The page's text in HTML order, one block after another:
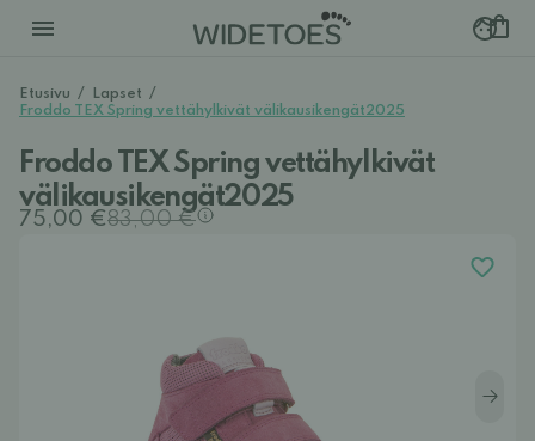
Etusivu / Lapset /
Froddo TEX Spring vettähylkivät välikausikengät2025
Froddo TEX Spring vettähylkivät
välikausikengät2025
75,00 €83,00 €